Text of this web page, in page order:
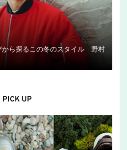
から探るこの冬のスタイル 野村
PICK UP